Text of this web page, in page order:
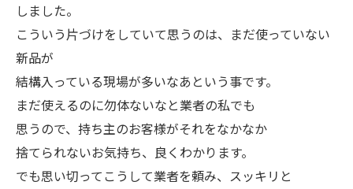
しました。
こういう片づけをしていて思うのは、まだ使っていない
新品が
結構入っている現場が多いなあという事です。
まだ使えるのに勿体ないなと業者の私でも
思うので、持ち主のお客様がそれをなかなか
捨てられないお気持ち、良くわかります。
でも思い切ってこうして業者を頼み、スッキリと